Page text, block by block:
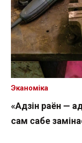
«Адзін раён —
сам сабе
Эканоміка